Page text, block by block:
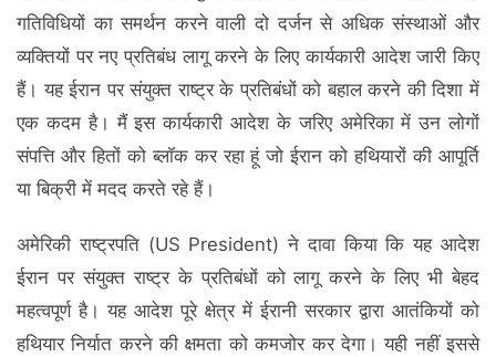
गतिविधियों का समर्थन करने वाली दो दर्जन से अधिक संस्थाओं और
व्यक्तियों पर नए प्रतिबंध लागू करने के लिए कार्यकारी आदेश जारी किए
हैं। यह ईरान पर संयुक्त राष्ट्र के प्रतिबंधों को बहाल करने की दिशा में
एक कदम है। मैं इस कार्यकारी आदेश के जरिए अमेरिका में उन लोगों
संपत्ति और हितों को ब्‍लॉक कर रहा हूं जो ईरान को हथियारों की आपूर्ति
या बिक्री में मदद करते रहे हैं।
अमेरिकी राष्‍ट्रपति (US President) ने दावा किया कि यह आदेश
ईरान पर संयुक्त राष्ट्र के प्रतिबंधों को लागू करने के लिए भी बेहद
महत्वपूर्ण है। यह आदेश पूरे क्षेत्र में ईरानी सरकार द्वारा आतंकियों को
हथियार निर्यात करने की क्षमता को कमजोर कर देगा। यही नहीं इससे